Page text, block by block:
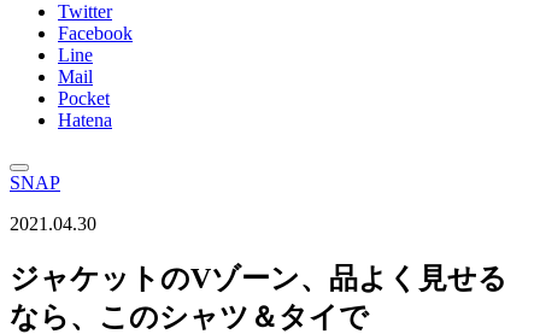
Twitter
Facebook
Line
Mail
Pocket
Hatena
SNAP
2021.04.30
ジャケットのVゾーン、品よく見せる
なら、このシャツ＆タイで